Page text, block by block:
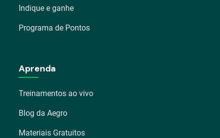
Indique e ganhe
Programa de Pontos
Aprenda
Treinamentos ao vivo
Blog da Aegro
Materiais Gratuitos